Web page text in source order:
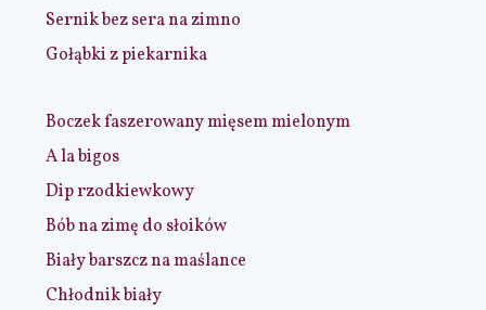
Sernik bez sera na zimno
Gołąbki z piekarnika
Boczek faszerowany mięsem mielonym
A la bigos
Dip rzodkiewkowy
Bób na zimę do słoików
Biały barszcz na maślance
Chłodnik biały